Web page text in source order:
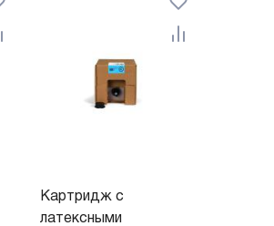
Картридж с
латексными